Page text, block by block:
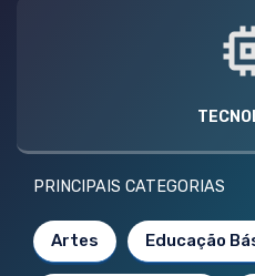
PRINCIPAIS CATEGORIAS
Artes Educação